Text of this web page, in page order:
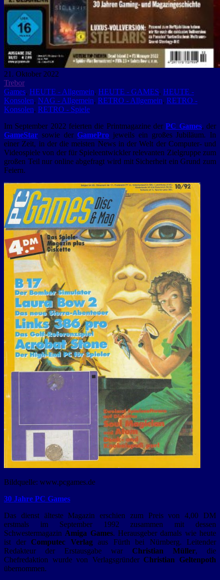
21. Oktober 2022
Trebor
Games, HEUTE - Allgemein, HEUTE - GAMES, HEUTE -
Konsolen, NAG - Allgemein, RETRO - Allgemein, RETRO -
Konsolen, RETRO - Spiele
Im September 2022 feierten die Printmagazine derPC Games, der
GameStar sowie derGamePro jeweils ein großes Jubiläum. In
einer Zeit, in der die meisten News in der Welt der Computer- und
Videospiele von der für Spieleentwickler relevanten Zielgruppe zum
großen Teil nur online abgefragt wird mit Sicherheit ein Grund zum
Feiern.
Bildquelle: www.pcgames.de
30 Jahre PC Games
Das dienst älteste Magazin erschien zum Preis von 4,00 DM
erstmals im September 1992 zusammen mit dessen
Schwestermagazin Amiga Games. Herausgeber damals wie heute
ist der Computec Verlagaus Fürth bei Nürnberg. Leitender
Redakteur der Erstausgabe war Christian Müller, die
Chefredaktion wurde von VerlagsgründerChristian Geltenpoth
übernommen.